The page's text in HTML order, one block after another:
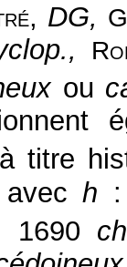
, DG,
ou
à titre
avech
1690